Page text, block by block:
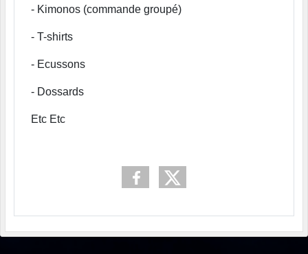
- Kimonos (commande groupé)
- T-shirts
- Ecussons
- Dossards
Etc Etc